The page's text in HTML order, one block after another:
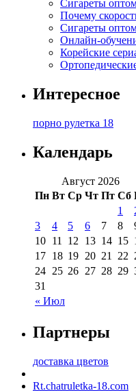
Сигареты
Почему
Сигареты
Онлайн-
Корейские
Интересное
порно рулетка 18
Календарь
Август 2026
Пн Вт Ср Чт Пт Сб
« Июл
1
3
4 5 6 7 8
10 11 12 13 14 15
17 18 19 20 21 22
24 25 26 27 28 29
31
Партнеры
доставка цветов
Rt.chatruletka-18.com